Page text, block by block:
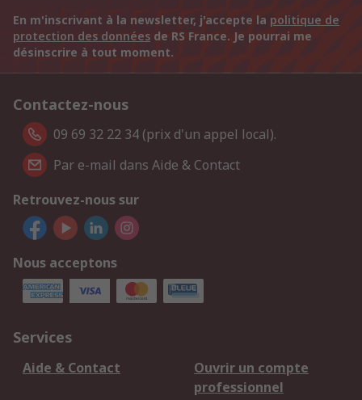
En m'inscrivant à la newsletter, j'accepte la politique de
protection des données de RS France. Je pourrai me
désinscrire à tout moment.
Contactez-nous
09 69 32 22 34 (prix d'un appel local).
Par e-mail dans Aide & Contact
Retrouvez-nous sur
Nous acceptons
Services
Aide & Contact
Ouvrir un compte
professionnel